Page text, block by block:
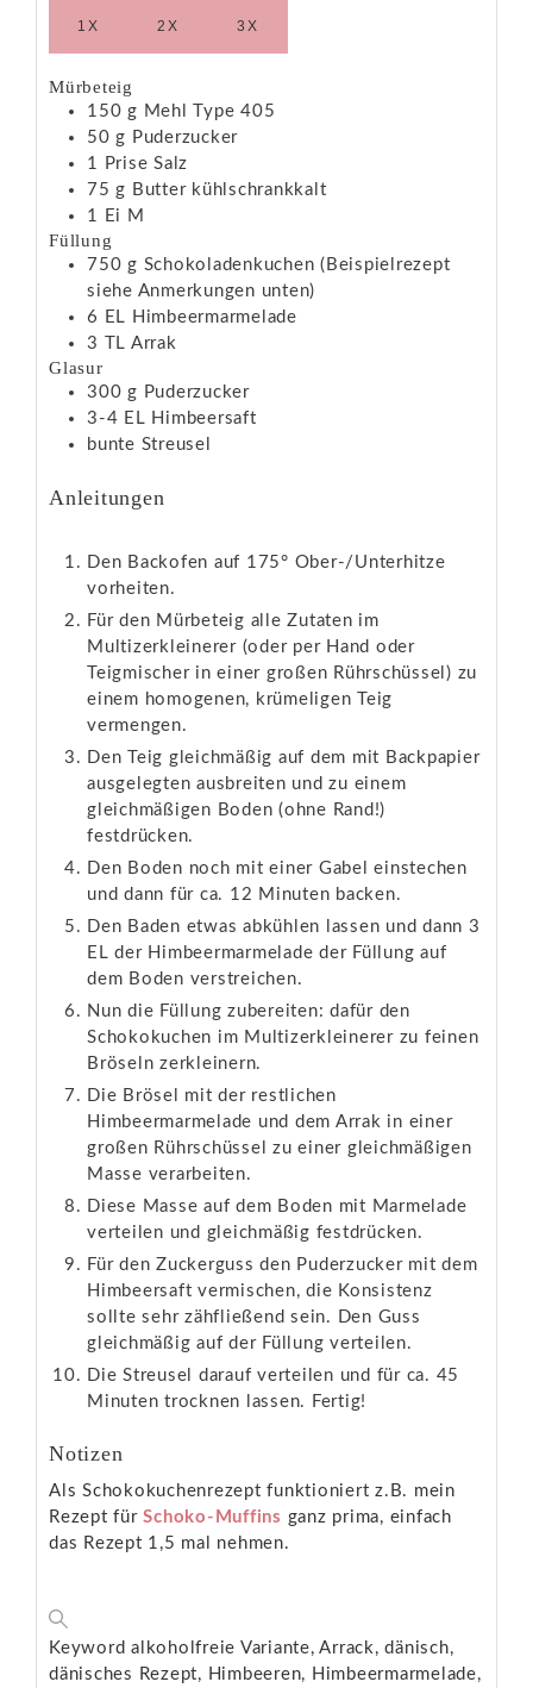
1X 2X 3X
Mürbeteig
150 g Mehl
Type 405
50 g Puderzucker
1 Prise Salz
75 g Butter kühlschrankkalt
1 Ei M
Füllung
750 g Schokoladenkuchen (Beispielrezept
siehe Anmerkungen unten)
6 EL Himbeermarmelade
3
TL Arrak
Glasur
300 g Puderzucker
3-4 EL Himbeersaft
bunte Streusel
Anleitungen
Den Backofen auf 175° Ober-/Unterhitze
vorheiten.
Für den Mürbeteig alle Zutaten im
Multizerkleinerer (oder per Hand oder
Teigmischer in einer großen Rührschüssel) zu
einem homogenen, krümeligen Teig
vermengen.
Den Teig gleichmäßig auf dem mit Backpapier
ausgelegten ausbreiten und zu einem
gleichmäßigen Boden (ohne Rand!)
festdrücken.
Den Boden noch mit einer Gabel einstechen
und dann für ca. 12 Minuten backen.
Den Baden etwas abkühlen lassen und dann 3
EL der Himbeermarmelade der Füllung auf
dem Boden verstreichen.
Nun die Füllung zubereiten: dafür den
Schokokuchen im Multizerkleinerer zu feinen
Bröseln zerkleinern.
Die Brösel mit der restlichen
Himbeermarmelade und dem Arrak in einer
großen Rührschüssel zu einer gleichmäßigen
Masse verarbeiten.
Diese Masse auf dem Boden mit Marmelade
verteilen und gleichmäßig festdrücken.
Für den Zuckerguss den Puderzucker mit dem
Himbeersaft vermischen, die Konsistenz
sollte sehr zähfließend sein. Den Guss
gleichmäßig auf der Füllung verteilen.
Die Streusel darauf verteilen und für ca. 45
Minuten trocknen lassen. Fertig!
Notizen
Als Schokokuchenrezept funktioniert z.B. mein
Rezept fürSchoko-Muffins ganz prima, einfach
das Rezept 1,5 mal nehmen.
Keyword alkoholfreie Variante, Arrack, dänisch,
dänisches Rezept, Himbeeren, Himbeermarmelade,